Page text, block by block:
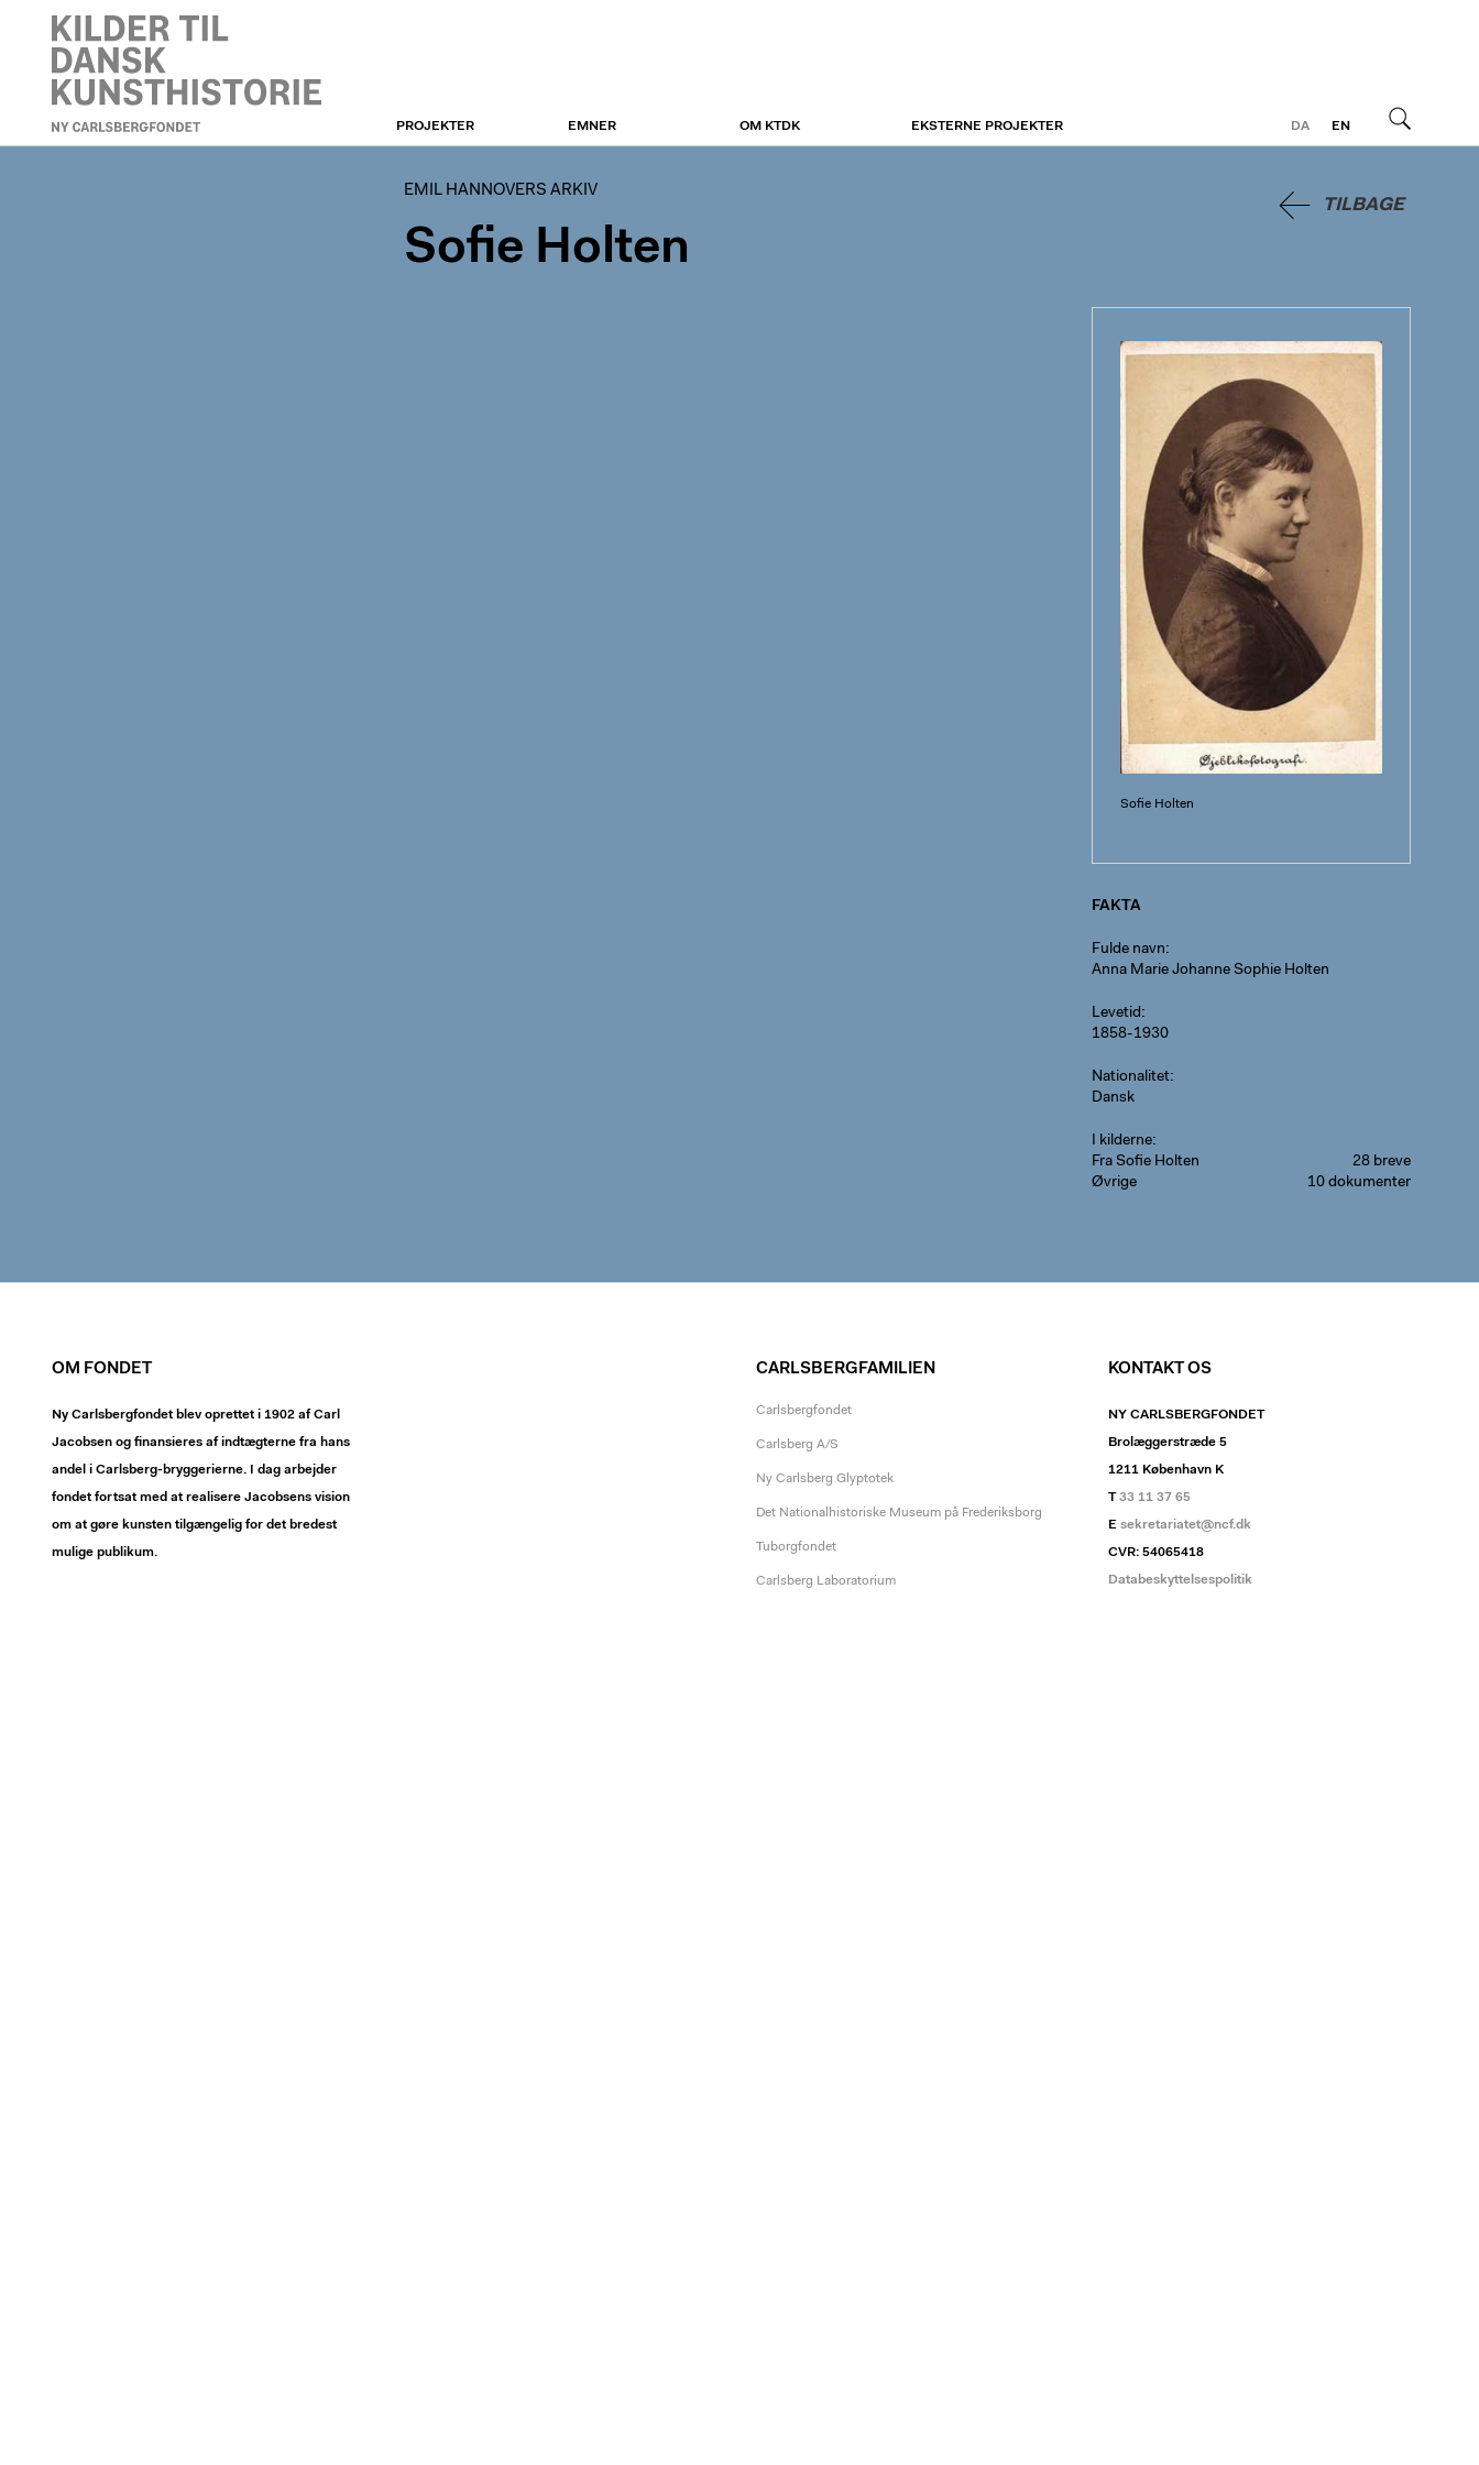
EMIL HANNOVERS ARKIV
DA
EN
PROJEKTER EMNER OM KTDK EKSTERNE PROJEKTER
TILBAGE
EMIL HANNOVERS ARKIV
Sofie Holten
Sofie Holten
FAKTA
Fulde navn
Anna Marie Johanne Sophie Holten
Levetid
1858-1930
Nationalitet
Dansk
I kilderne
Fra Sofie Holten
28 breve
Øvrige
10 dokumenter
OM FONDET
Ny Carlsbergfondet blev oprettet i 1902 af Carl
Jacobsen og finansieres af indtægterne fra hans
andel i Carlsberg-bryggerierne. I dag arbejder
fondet fortsat med at realisere Jacobsens vision
om at gøre kunsten tilgængelig for det bredest
mulige publikum.
CARLSBERGFAMILIEN
Carlsbergfondet
Carlsberg A/S
Ny Carlsberg Glyptotek
Det Nationalhistoriske Museum på Frederiksborg
Tuborgfondet
Carlsberg Laboratorium
KONTAKT OS
NY CARLSBERGFONDET
Brolæggerstræde 5
1211 København K
T33 11 37 65
E sekretariatet@ncf.dk
CVR: 54065418
Databeskyttelsespolitik